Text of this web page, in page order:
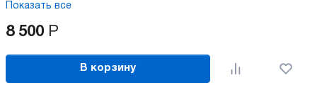
Показать все
8 500 Р
В корзину